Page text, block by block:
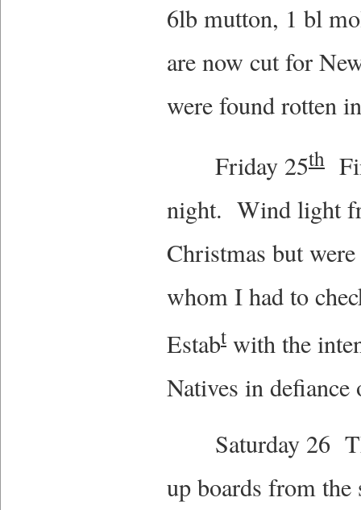
6lb mutton, 1 bl
are now cut for
were found rotten
Friday 25th
night. Wind light
Christmas but
whom I had to
Estabt with the
Natives in
Saturday 26
up boards from